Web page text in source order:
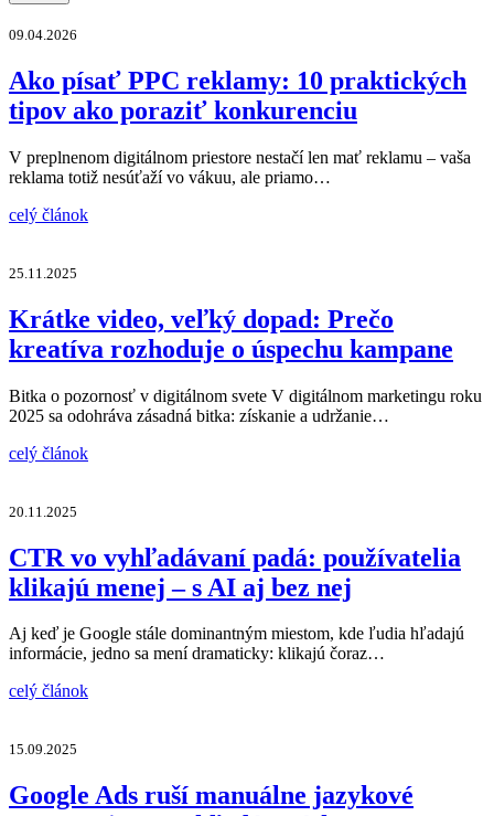
09.04.2026
Ako písať PPC reklamy: 10 praktických
tipov ako poraziť konkurenciu
V preplnenom digitálnom priestore nestačí len mať reklamu – vaša
reklama totiž nesúťaží vo vákuu, ale priamo…
celý článok
25.11.2025
Krátke video, veľký dopad: Prečo
kreatíva rozhoduje o úspechu kampane
Bitka o pozornosť v digitálnom svete V digitálnom marketingu roku
2025 sa odohráva zásadná bitka: získanie a udržanie…
celý článok
20.11.2025
CTR vo vyhľadávaní padá: používatelia
klikajú menej – s AI aj bez nej
Aj keď je Google stále dominantným miestom, kde ľudia hľadajú
informácie, jedno sa mení dramaticky: klikajú čoraz…
celý článok
15.09.2025
Google Ads ruší manuálne jazykové